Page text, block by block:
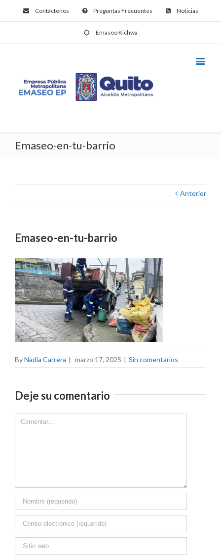
Contáctenos Preguntas Frecuentes Noticias
Emaseo Kichwa
Emaseo-en-tu-barrio
Anterior
Emaseo-en-tu-barrio
ByNadia Carrera | marzo 17, 2025 | Sin comentarios
Deje su comentario
Comment